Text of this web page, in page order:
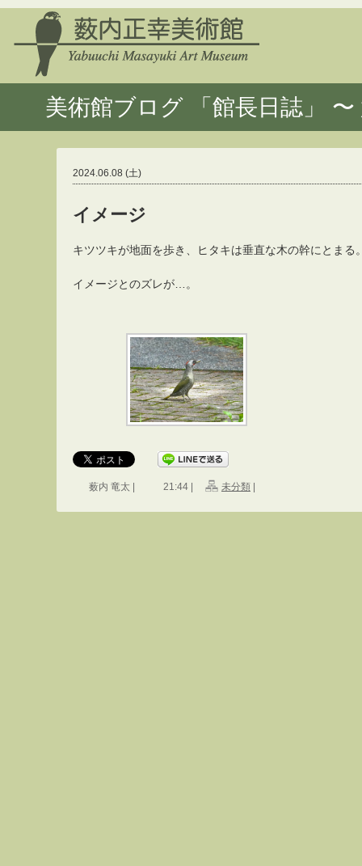
美術館ブログ 「館長日誌」
2024.06.08 (土)
イメージ
キツツキが地面を歩き、ヒタキは垂直な木の幹にとまる
イメージとのズレが…。
薮内 竜太 | 21:44 | 未分類